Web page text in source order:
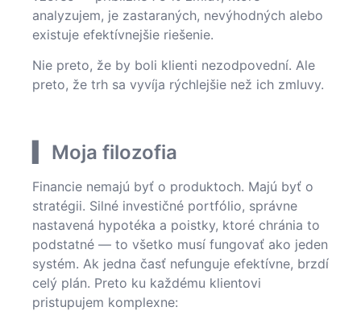
analyzujem, je zastaraných, nevýhodných alebo
existuje efektívnejšie riešenie.
Nie preto, že by boli klienti nezodpovední. Ale
preto, že trh sa vyvíja rýchlejšie než ich zmluvy.
▍ Moja filozofia
Financie nemajú byť o produktoch. Majú byť o
stratégii. Silné investičné portfólio, správne
nastavená hypotéka a poistky, ktoré chránia to
podstatné — to všetko musí fungovať ako jeden
systém. Ak jedna časť nefunguje efektívne, brzdí
celý plán. Preto ku každému klientovi
pristupujem komplexne: